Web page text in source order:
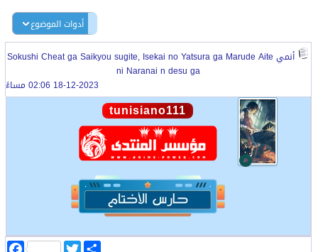
أدوات الموضوع
أنمي Sokushi Cheat ga Saikyou sugite, Isekai no Yatsura ga Marude Aite
ni Naranai n desu ga
18-12-2023 02:06 مساءً
tunisiano111
T